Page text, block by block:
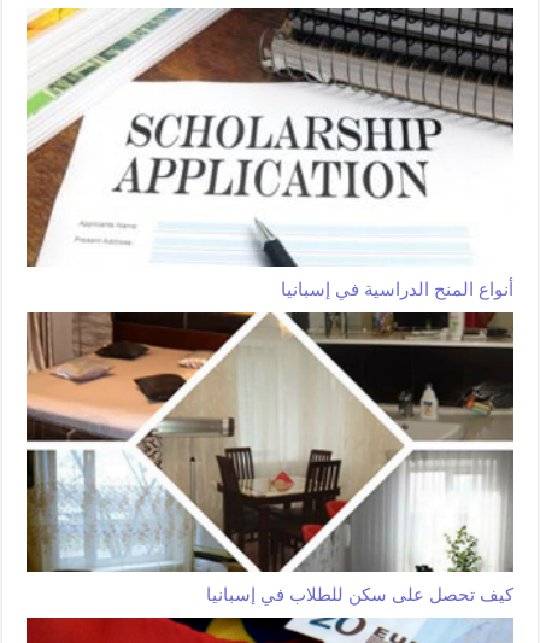
أنواع المنح الدراسية في إسبانيا
كيف تحصل على سكن للطلاب في إسبانيا